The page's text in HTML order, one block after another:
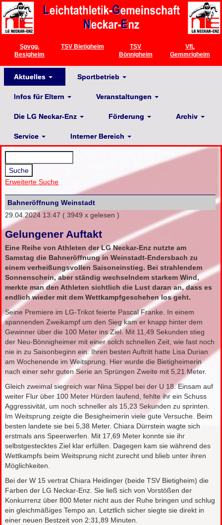
Spvgg.
Besigheim
TSV Bietigheim
TSV
Bönnigheim
VfL
Gemmrigheim
Aktuelles Sportbetrieb
Infos für Eltern Veranstaltungen
Die LG Neckar-Enz Förderung Archiv
Service Interner Bereich
Erweiterte Suche
Bahneröffnung Weinstadt
29.04.2024 13:47 ( 3949 x gelesen )
Gelungener Auftakt
Eine Reihe von Athleten der LG Neckar-Enz nutzte am
Samstag die Bahneröffnung in Weinstadt-Endersbach zu
einem verheißungsvollen Saisoneinstieg. Bei strahlendem
Sonnenschein, aber ständig wechselndem starkem Wind,
merkte man den Athleten sichtlich die Lust daran an, dass es
endlich wieder mit dem Wettkampfgeschehen los geht.
Seine Premiere im LG-Trikot feierte Pascal Franke. In einem
spannenden Zweikampf um den Sieg kam er knapp hinter dem
Gewinner über die 100 Meter ins Ziel. Mit 11,49 Sekunden stieg
der Neu-Bönnigheimer mit einer solch schnellen Zeit, wie fast noch
nie in zu Saisonbeginn ein. Ihren besten Auftritt hatte Lisa Durian
am Wochenende im Weitsprung. Hier wurde die Bietigheimerin
nach einer sehr guten Serie an Sprüngen Zweite mit 5,21 Meter.
Gleich zweimal siegreich war Nina Sippel bei der U 18. Einsam auf
weiter Flur über 100 Meter Hürden laufend, fehlte ihr ein Schuss
Aggressivität, um noch schneller als 15,23 Sekunden zu sprinten.
Im Weitsprung zeigte die Besigheimerin viele gute Versuche. Beim
besten landete sie bei 5,38 Meter. Chiara Dürrstein wagte sich
erstmals ans Speerwerfen. Mit 17,69 Meter konnte sie ihr
selbstgestecktes Ziel klar erfüllen. Dagegen kam sie während des
Wettkampfs beim Weitsprung nicht zurecht und blieb unter ihren
Möglichkeiten.
Bei der W 15 vertrat Chiara Heidinger (beide TSV Bietigheim) die
Farben der LG Neckar-Enz. Sie ließ sich von Vorstößen der
Konkurrenz über 800 Meter nicht aus der Ruhe bringen und schlug
ein gleichmäßiges Tempo an. Letztlich sicher siegte sie direkt in
einer neuen Bestzeit von 2:31,89 Minuten.